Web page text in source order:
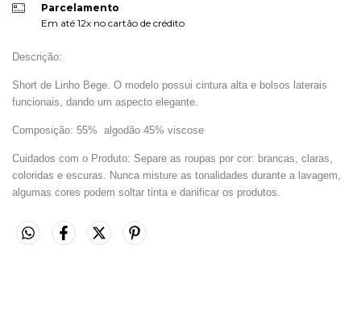
Parcelamento
Em até 12x no cartão de crédito
Descrição:
Short de Linho Bege. O modelo possui cintura alta e bolsos laterais
funcionais, dando um aspecto elegante.
Composição: 55% algodão 45% viscose
Cuidados com o Produto: Separe as roupas por cor: brancas, claras,
coloridas e escuras. Nunca misture as tonalidades durante a lavagem,
algumas cores podem soltar tinta e danificar os produtos.